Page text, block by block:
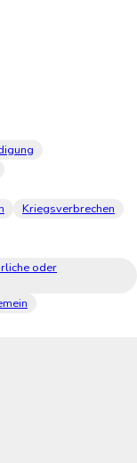
Kriegsverbrechen
oder